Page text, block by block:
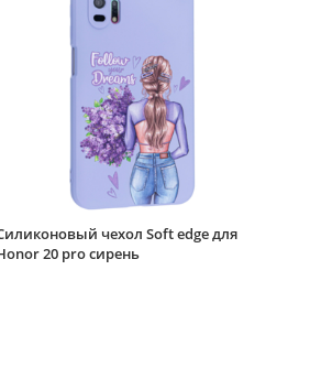
чехол Soft edge для
20 pro сирень